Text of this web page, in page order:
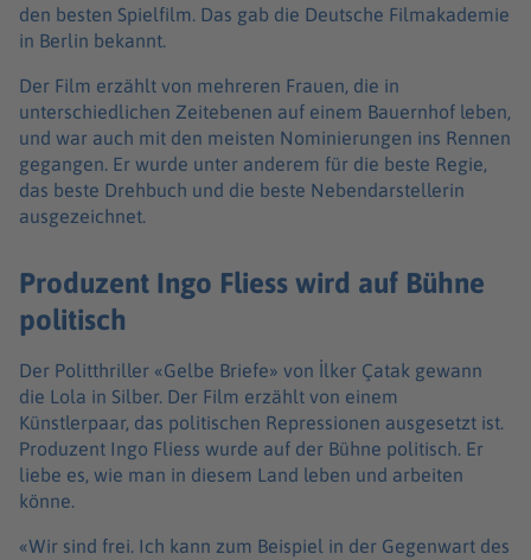
den besten Spielfilm. Das gab die Deutsche Filmakademie
in Berlin bekannt.
Der Film erzählt von mehreren Frauen, die in
unterschiedlichen Zeitebenen auf einem Bauernhof leben,
und war auch mit den meisten Nominierungen ins Rennen
gegangen. Er wurde unter anderem für die beste Regie,
das beste Drehbuch und die beste Nebendarstellerin
ausgezeichnet.
Produzent Ingo Fliess wird auf Bühne
politisch
Der Politthriller «Gelbe Briefe» von İlker Çatak gewann
die Lola in Silber. Der Film erzählt von einem
Künstlerpaar, das politischen Repressionen ausgesetzt ist.
Produzent Ingo Fliess wurde auf der Bühne politisch. Er
liebe es, wie man in diesem Land leben und arbeiten
könne.
«Wir sind frei. Ich kann zum Beispiel in der Gegenwart des